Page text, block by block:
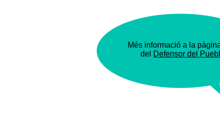
Més informació a la
del Defensor del